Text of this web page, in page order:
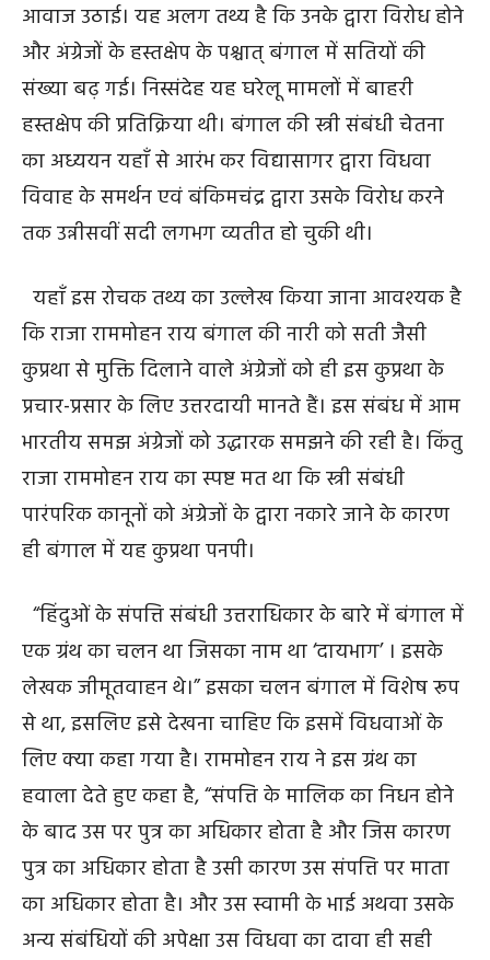
आवाज उठाई। यह अलग तथ्य है कि उनके द्वारा विरोध होने
और अंग्रेजों के हस्तक्षेप के पश्चात् बंगाल में सतियों की
संख्या बढ़ गई। निस्संदेह यह घरेलू मामलों में बाहरी
हस्तक्षेप की प्रतिक्रिया थी। बंगाल की स्त्री संबंधी चेतना
का अध्ययन यहाँ से आरंभ कर विद्यासागर द्वारा विधवा
विवाह के समर्थन एवं बंकिमचंद्र द्वारा उसके विरोध करने
तक उन्नीसवीं सदी लगभग व्यतीत हो चुकी थी।
यहाँ इस रोचक तथ्य का उल्लेख किया जाना आवश्यक है
कि राजा राममोहन राय बंगाल की नारी को सती जैसी
कुप्रथा से मुक्ति दिलाने वाले अंग्रेजों को ही इस कुप्रथा के
प्रचार-प्रसार के लिए उत्तरदायी मानते हैं। इस संबंध में आम
भारतीय समझ अंग्रेजों को उद्धारक समझने की रही है। किंतु
राजा राममोहन राय का स्पष्ट मत था कि स्त्री संबंधी
पारंपरिक कानूनों को अंग्रेजों के द्वारा नकारे जाने के कारण
ही बंगाल में यह कुप्रथा पनपी।
“हिंदुओं के संपत्ति संबंधी उत्तराधिकार के बारे में बंगाल में
एक ग्रंथ का चलन था जिसका नाम था ‘दायभाग’ । इसके
लेखक जीमूतवाहन थे।” इसका चलन बंगाल में विशेष रूप
से था, इसलिए इसे देखना चाहिए कि इसमें विधवाओं के
लिए क्या कहा गया है। राममोहन राय ने इस ग्रंथ का
हवाला देते हुए कहा है, “संपत्ति के मालिक का निधन होने
के बाद उस पर पुत्र का अधिकार होता है और जिस कारण
पुत्र का अधिकार होता है उसी कारण उस संपत्ति पर माता
का अधिकार होता है। और उस स्वामी के भाई अथवा उसके
अन्य संबंधियों की अपेक्षा उस विधवा का दावा ही सही